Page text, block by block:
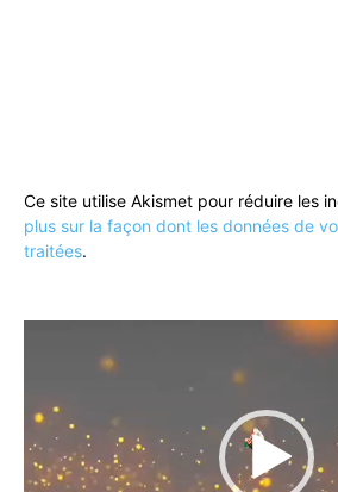
Ce site utilise Akismet pour réduire les
plus sur la façon dont les données de
traitées.